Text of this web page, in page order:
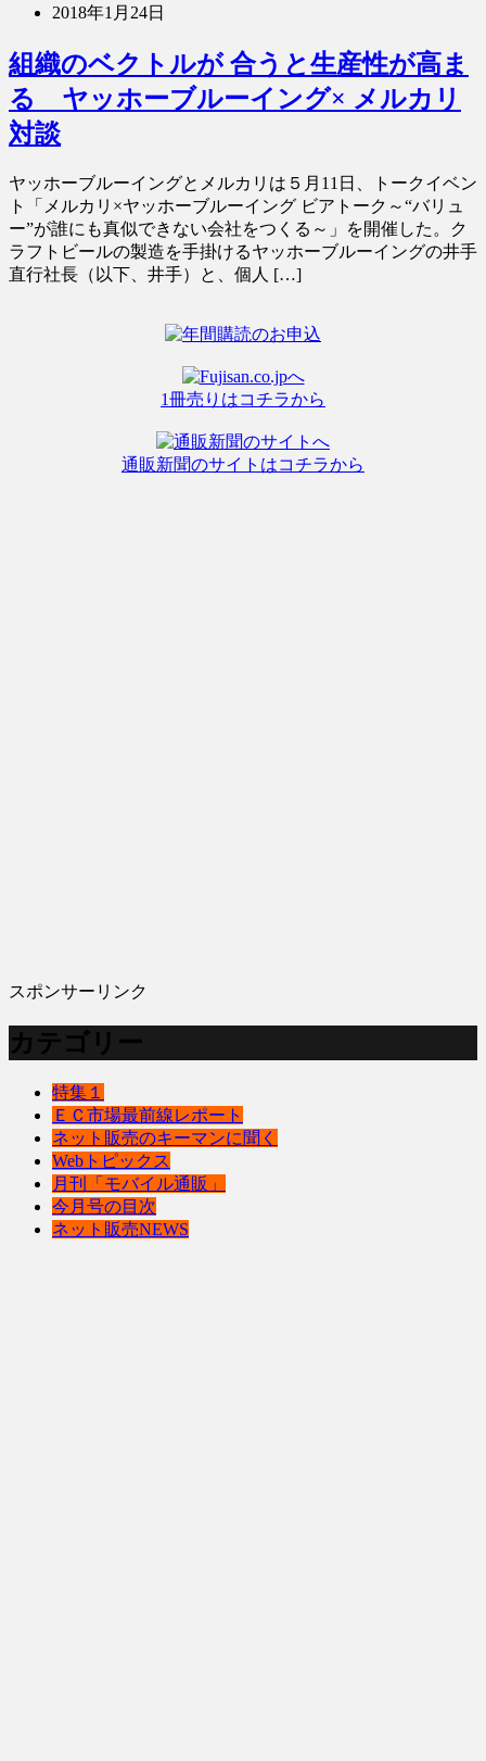
2018年1月24日
組織のベクトルが 合うと生産性が高ま
る ヤッホーブルーイング× メルカリ
対談
ヤッホーブルーイングとメルカリは５月11日、トークイベン
ト「メルカリ×ヤッホーブルーイング ビアトーク～“バリュ
ー”が誰にも真似できない会社をつくる～」を開催した。ク
ラフトビールの製造を手掛けるヤッホーブルーイングの井手
直行社長（以下、井手）と、個人 […]
1冊売りはコチラから
通販新聞のサイトはコチラから
スポンサーリンク
カテゴリー
特集１
ＥＣ市場最前線レポート
ネット販売のキーマンに聞く
Webトピックス
月刊「モバイル通販」
今月号の目次
ネット販売NEWS